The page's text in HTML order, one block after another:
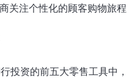
关注个性化的顾客购物旅程
投资的前五大零售工具中，